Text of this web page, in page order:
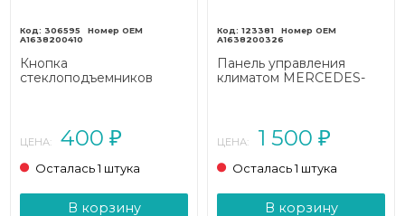
306595
A1638200410
Кнопка
стеклоподъемников
ЦЕНА: 400 ₽
Осталась 1 штука
В корзину
123381
A1638200326
Панель управления
климатом MERCEDES-
ЦЕНА: 1 500 ₽
Осталась 1 штука
В корзину